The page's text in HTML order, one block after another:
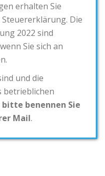
erhalten Sie
Die
2022 sind
Sie sich an
und die
betrieblichen
bitte benennen Sie
Mail.